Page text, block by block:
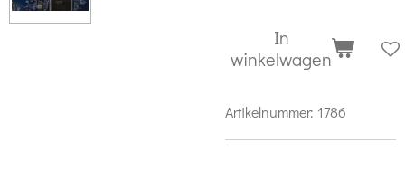
In
winkelwagen
Artikelnummer: 1786